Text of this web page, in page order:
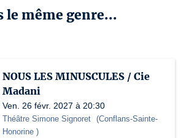
le même genre...
NOUS LES MINUSCULES / Cie
Madani
Ven. 26 févr. 2027 à 20:30
Théâtre Simone Signoret (Conflans-Sainte-
Honorine )